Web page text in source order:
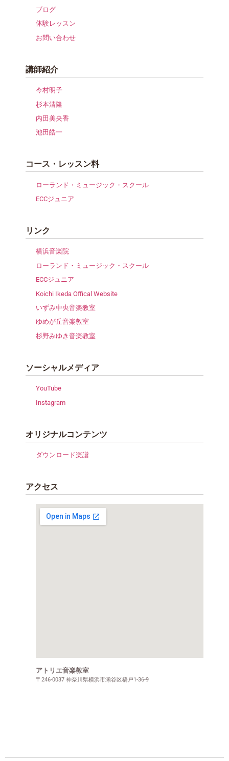
ブログ
体験レッスン
お問い合わせ
講師紹介
今村明子
杉本清隆
内田美央香
池田皓一
コース・レッスン料
ローランド・ミュージック・スクール
ECCジュニア
リンク
横浜音楽院
ローランド・ミュージック・スクール
ECCジュニア
Koichi Ikeda Offical Website
いずみ中央音楽教室
ゆめが丘音楽教室
杉野みゆき音楽教室
ソーシャルメディア
YouTube
Instagram
オリジナルコンテンツ
ダウンロード楽譜
アクセス
アトリエ音楽教室
〒246-0037 神奈川県横浜市瀬谷区橋戸1-36-9